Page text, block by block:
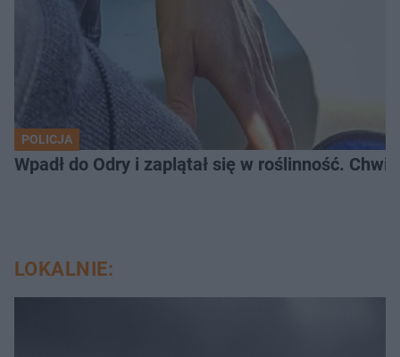
POLICJA
Wpadł do Odry i zaplątał się w roślinność.
LOKALNIE: